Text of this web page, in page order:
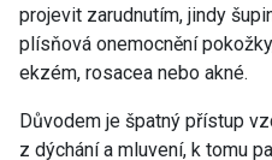
projevit zarudnutím, jindy
plísňová onemocnění
ekzém, rosacea nebo akné.
Důvodem je špatný přístup
z dýchání a mluvení, k tomu